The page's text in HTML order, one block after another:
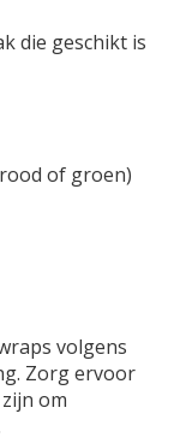
die geschikt is
of groen)
volgens
Zorg ervoor
om